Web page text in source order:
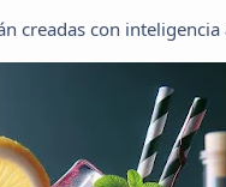
creadas con